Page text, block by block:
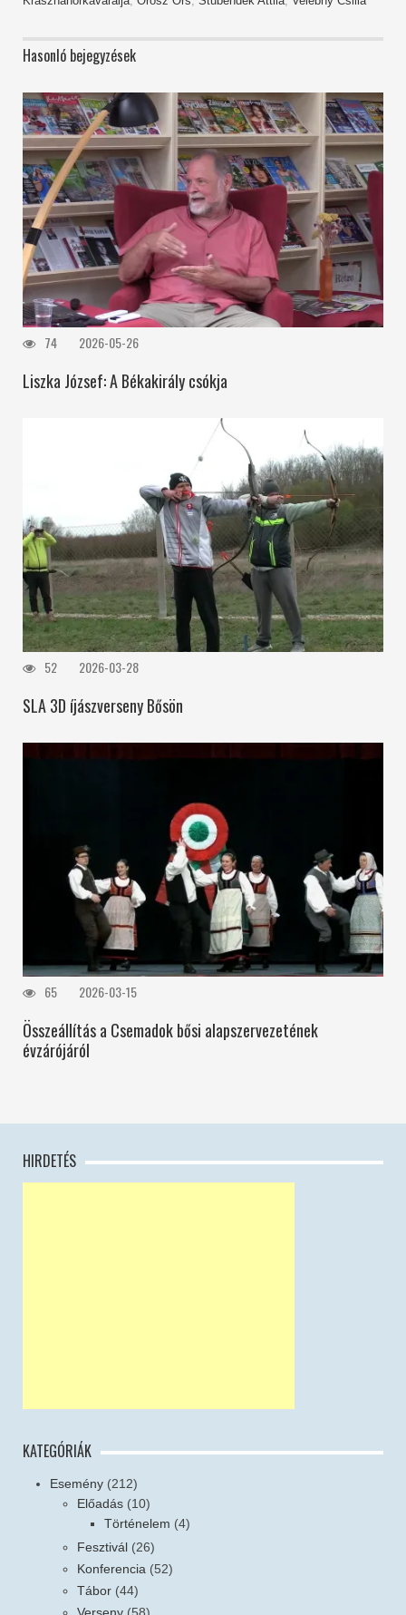
Hasonló bejegyzések
74 2026-05-26
Liszka József: A Békakirály csókja
52 2026-03-28
SLA 3D íjászverseny Bősön
65 2026-03-15
Összeállítás a Csemadok bősi alapszervezetének
évzárójáról
HIRDETÉS
KATEGÓRIÁK
Esemény (212)
Előadás (10)
Történelem (4)
Fesztivál (26)
Konferencia (52)
Tábor (44)